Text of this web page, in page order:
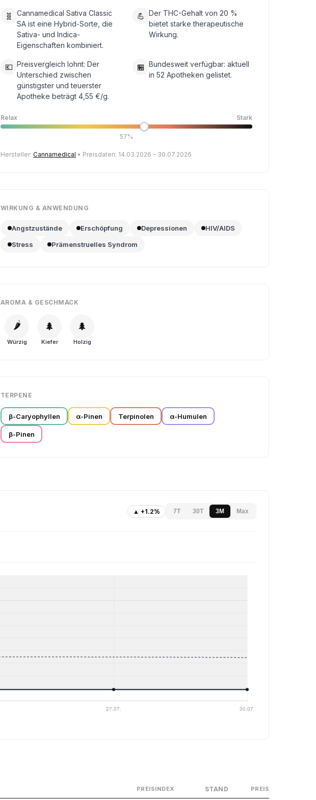
🧬
Cannamedical Sativa Classic
SA ist eine Hybrid-Sorte, die
Sativa- und Indica-
Eigenschaften kombiniert.
💪 Der THC-Gehalt von 20 %
bietet starke therapeutische
Wirkung.
💶 Preisvergleich lohnt: Der
Unterschied zwischen
günstigster und teuerster
Apotheke beträgt 4,55 €/g.
🏪 Bundesweit verfügbar: aktuell
in 52 Apotheken gelistet.
Relax Stark
57%
Hersteller: Cannamedical • Preisdaten: 14.03.2026 – 30.07.2026
WIRKUNG & ANWENDUNG
Angstzustände Erschöpfung Depressionen
HIV/AIDS
Stress
Prämenstruelles Syndrom
AROMA & GESCHMACK
🌶️
Würzig
🌲
Kiefer
🌲
Holzig
TERPENE
β-Caryophyllen α-Pinen Terpinolen α-Humulen
β-Pinen
▲ +1.2% 7T 30T 3M Max
PREISINDEX STAND PREIS